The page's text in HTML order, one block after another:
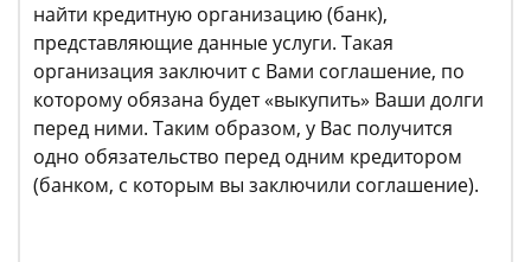
найти кредитную организацию (банк),
представляющие данные услуги. Такая
организация заключит с Вами соглашение, по
которому обязана будет «выкупить» Ваши долги
перед ними. Таким образом, у Вас получится
одно обязательство перед одним кредитором
(банком, с которым вы заключили соглашение).